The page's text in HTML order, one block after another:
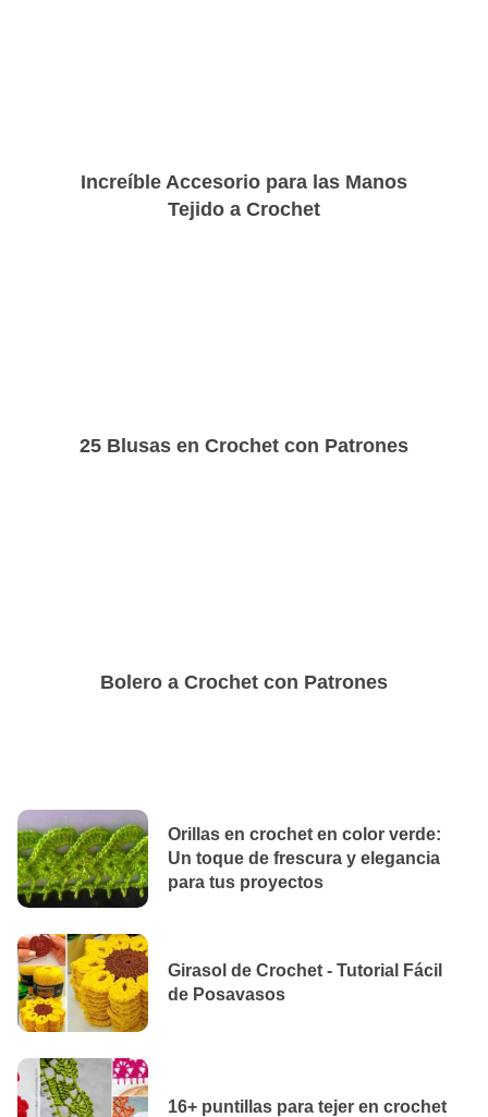
Increíble Accesorio para las Manos
Tejido a Crochet
25 Blusas en Crochet con Patrones
Bolero a Crochet con Patrones
Orillas en crochet en color verde:
Un toque de frescura y elegancia
para tus proyectos
Girasol de Crochet - Tutorial Fácil
de Posavasos
16+ puntillas para tejer en crochet